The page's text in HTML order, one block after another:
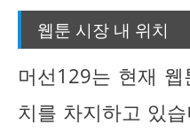
웹툰 시장 내 위치
머선129는 현재
치를 차지하고 있